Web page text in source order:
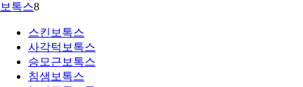
보톡스8
스킨보톡스
사각턱보톡스
승모근보톡스
침샘보톡스